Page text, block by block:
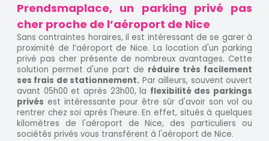
Prendsmaplace, un parking privé pas
cher proche de l’aéroport de Nice
Sans contraintes horaires, il est intéressant de se garer à
proximité de l’aéroport de Nice. La location d'un parking
privé pas cher présente de nombreux avantages. Cette
solution permet d'une part de réduire très facilement
ses frais de stationnement. Par ailleurs, souvent ouvert
avant 05h00 et après 23h00, la flexibilité des parkings
privés est intéressante pour être sûr d'avoir son vol ou
rentrer chez soi après l'heure. En effet, situés à quelques
kilomètres de l'aéroport de Nice, des particuliers ou
sociétés privés vous transfèrent à l'aéroport de Nice.